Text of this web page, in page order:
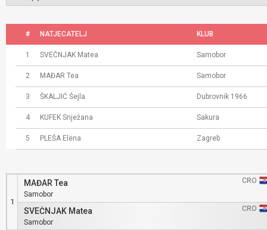
# NATJECATELJ KLUB
1 SVEČNJAK Matea Samobor
2 MAĐAR Tea Samobor
3 ŠKALJIĆ Šejla Dubrovnik 1966
4 KUFEK Snježana Sakura
5 PLEŠA Elena Zagreb
1
MAĐAR Tea
CRO
Samobor
SVEČNJAK Matea
CRO
Samobor